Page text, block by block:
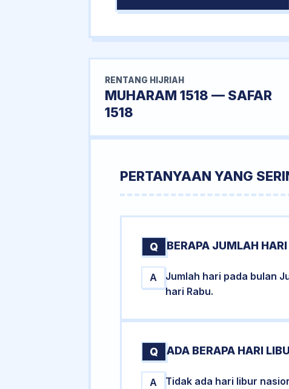
RENTANG HIJRIAH
MUHARAM 1518 — SAFAR
1518
PERTANYAAN YANG
Q BERAPA JUMLAH
A Jumlah hari pada bulan
hari Rabu.
Q ADA BERAPA HARI
A Tidak ada hari libur